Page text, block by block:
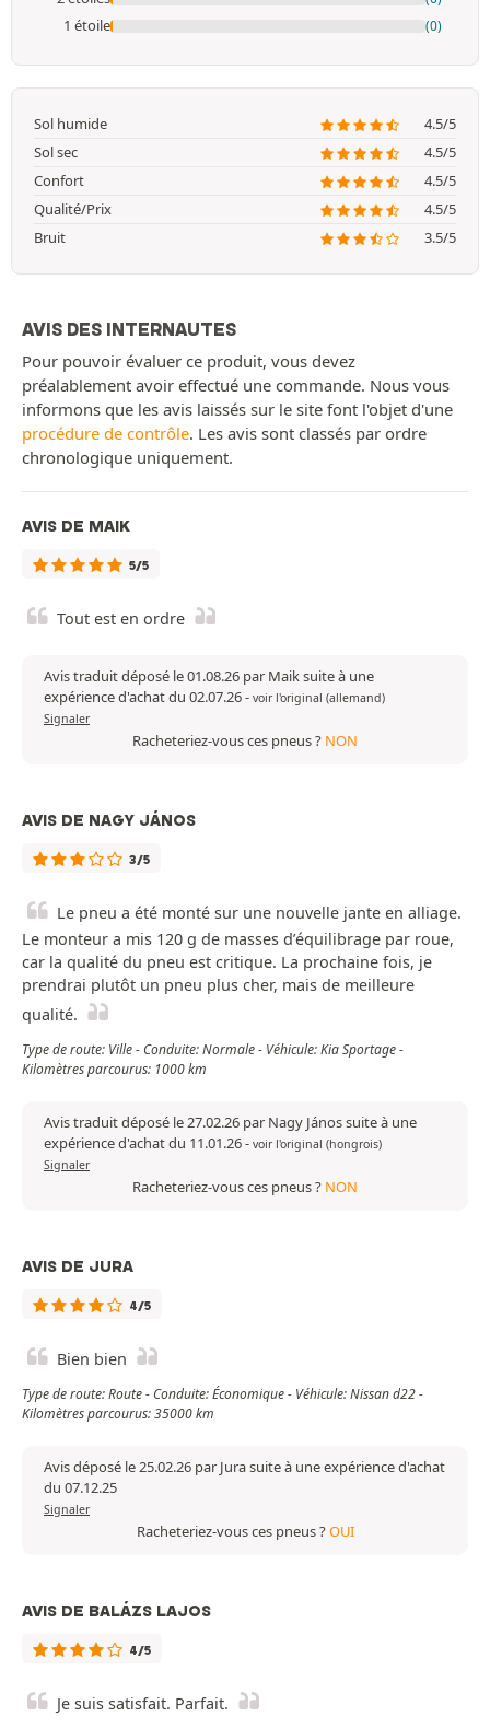
1 étoile (0)
Sol humide
4.5/5
Sol sec
4.5/5
Confort
4.5/5
Qualité/Prix
4.5/5
Bruit
3.5/5
AVIS DES INTERNAUTES
Pour pouvoir évaluer ce produit, vous devez
préalablement avoir effectué une commande. Nous vous
informons que les avis laissés sur le site font l'objet d'une
procédure de contrôle. Les avis sont classés par ordre
chronologique uniquement.
AVIS DE MAIK
5/5
Tout est en ordre
Avis traduit déposé le 01.08.26 par Maik suite à une
expérience d'achat du 02.07.26- voir l'original (allemand)
Signaler
Racheteriez-vous ces pneus ? NON
AVIS DE NAGY JÁNOS
3/5
Le pneu a été monté sur une nouvelle jante en alliage.
Le monteur a mis 120 g de masses d’équilibrage par roue,
car la qualité du pneu est critique. La prochaine fois, je
prendrai plutôt un pneu plus cher, mais de meilleure
qualité.
Type de route: Ville - Conduite: Normale - Véhicule: Kia Sportage -
Kilomètres parcourus: 1000 km
Avis traduit déposé le 27.02.26 par Nagy János suite à une
expérience d'achat du 11.01.26- voir l'original (hongrois)
Signaler
Racheteriez-vous ces pneus ? NON
AVIS DE JURA
4/5
Bien bien
Type de route: Route - Conduite: Économique - Véhicule: Nissan d22 -
Kilomètres parcourus: 35000 km
Avis déposé le 25.02.26 par Jura suite à une expérience d'achat
du 07.12.25
Signaler
Racheteriez-vous ces pneus ?OUI
AVIS DE BALÁZS LAJOS
4/5
Je suis satisfait. Parfait.